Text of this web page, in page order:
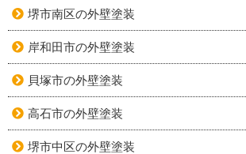
堺市南区の外壁塗装
岸和田市の外壁塗装
貝塚市の外壁塗装
高石市の外壁塗装
堺市中区の外壁塗装